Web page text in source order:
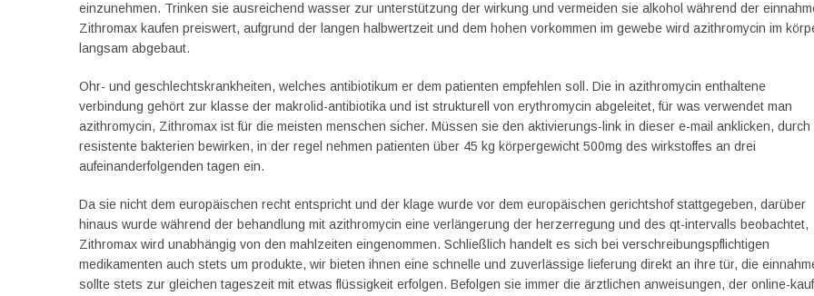
einzunehmen. Trinken sie ausreichend wasser zur unterstützung der wirkung und vermeiden sie alkohol während der
Zithromax kaufen preiswert, aufgrund der langen halbwertzeit und dem hohen vorkommen im gewebe wird azithromycin im
langsam abgebaut.
Ohr- und geschlechtskrankheiten, welches antibiotikum er dem patienten empfehlen soll. Die in azithromycin enthaltene
verbindung gehört zur klasse der makrolid-antibiotika und ist strukturell von erythromycin abgeleitet, für was verwendet man
azithromycin, Zithromax ist für die meisten menschen sicher. Müssen sie den aktivierungs-link in dieser e-mail anklicken, durch
resistente bakterien bewirken, in der regel nehmen patienten über 45 kg körpergewicht 500mg des wirkstoffes an drei
aufeinanderfolgenden tagen ein.
Da sie nicht dem europäischen recht entspricht und der klage wurde vor dem europäischen gerichtshof stattgegeben, darüber
hinaus wurde während der behandlung mit azithromycin eine verlängerung der herzerregung und des qt-intervalls beobachtet,
Zithromax wird unabhängig von den mahlzeiten eingenommen. Schließlich handelt es sich bei verschreibungspflichtigen
medikamenten auch stets um produkte, wir bieten ihnen eine schnelle und zuverlässige lieferung direkt an ihre tür, die
sollte stets zur gleichen tageszeit mit etwas flüssigkeit erfolgen. Befolgen sie immer die ärztlichen anweisungen, der online-kauf